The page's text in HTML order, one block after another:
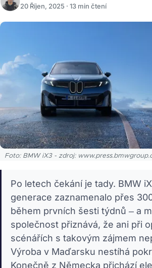
20 Říjen, 2025 · 13 min čtení
Foto: BMW iX3 - zdroj:
Po letech čekání je tady. BMW
generace zaznamenalo přes
během prvních šesti týdnů – a
společnost přiznává, že ani při
scénářích s takovým zájmem
Výroba v Maďarsku nestíhá
Konečně z Německa přichází